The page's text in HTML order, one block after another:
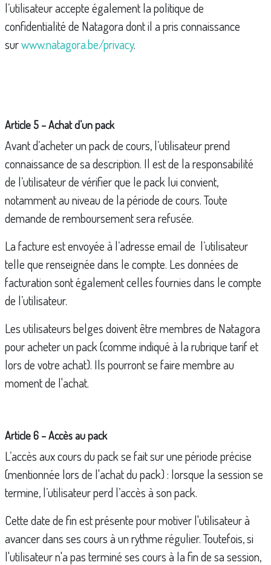
l’utilisateur accepte également la politique de
confidentialité de Natagora dont il a pris connaissance
surwww.natagora.be/privacy.
Article 5 – Achat d’un pack
Avant d’acheter un pack de cours, l’utilisateur prend
connaissance de sa description. Il est de la responsabilité
de l’utilisateur de vérifier que le pack lui convient,
notamment au niveau de la période de cours. Toute
demande de remboursement sera refusée.
La facture est envoyée à l’adresse email de l’utilisateur
telle que renseignée dans le compte. Les données de
facturation sont également celles fournies dans le compte
de l’utilisateur.
Les utilisateurs belges doivent être membres de Natagora
pour acheter un pack (comme indiqué à la rubrique tarif et
lors de votre achat). Ils pourront se faire membre au
moment de l'achat.
Article 6 – Accès au pack
L’accès aux cours du pack se fait sur une période précise
(mentionnée lors de l'achat du pack) : lorsque la session se
termine, l’utilisateur perd l’accès à son pack.
Cette date de fin est présente pour motiver l'utilisateur à
avancer dans ses cours à un rythme régulier. Toutefois, si
l'utilisateur n'a pas terminé ses cours à la fin de sa session,